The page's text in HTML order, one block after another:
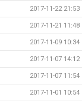
2017-11-22 21:53
2017-11-21 11:48
2017-11-09 10:34
2017-11-07 14:12
2017-11-07 11:54
2017-11-01 10:54